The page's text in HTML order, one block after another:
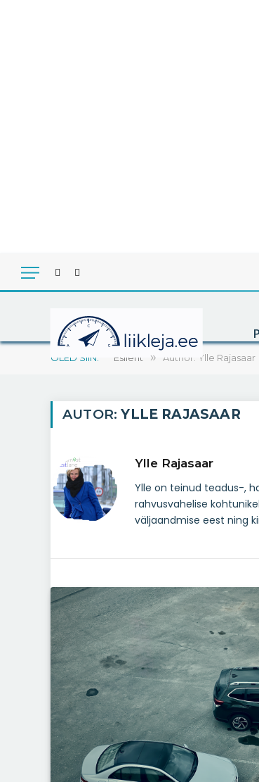
OLED SIIN: Esileht » Author: Ylle Rajasaar
AUTOR:YLLE RAJASAAR
Ylle Rajasaar
Ylle on teinud teadus-,
rahvusvahelise
väljaandmise eest ning